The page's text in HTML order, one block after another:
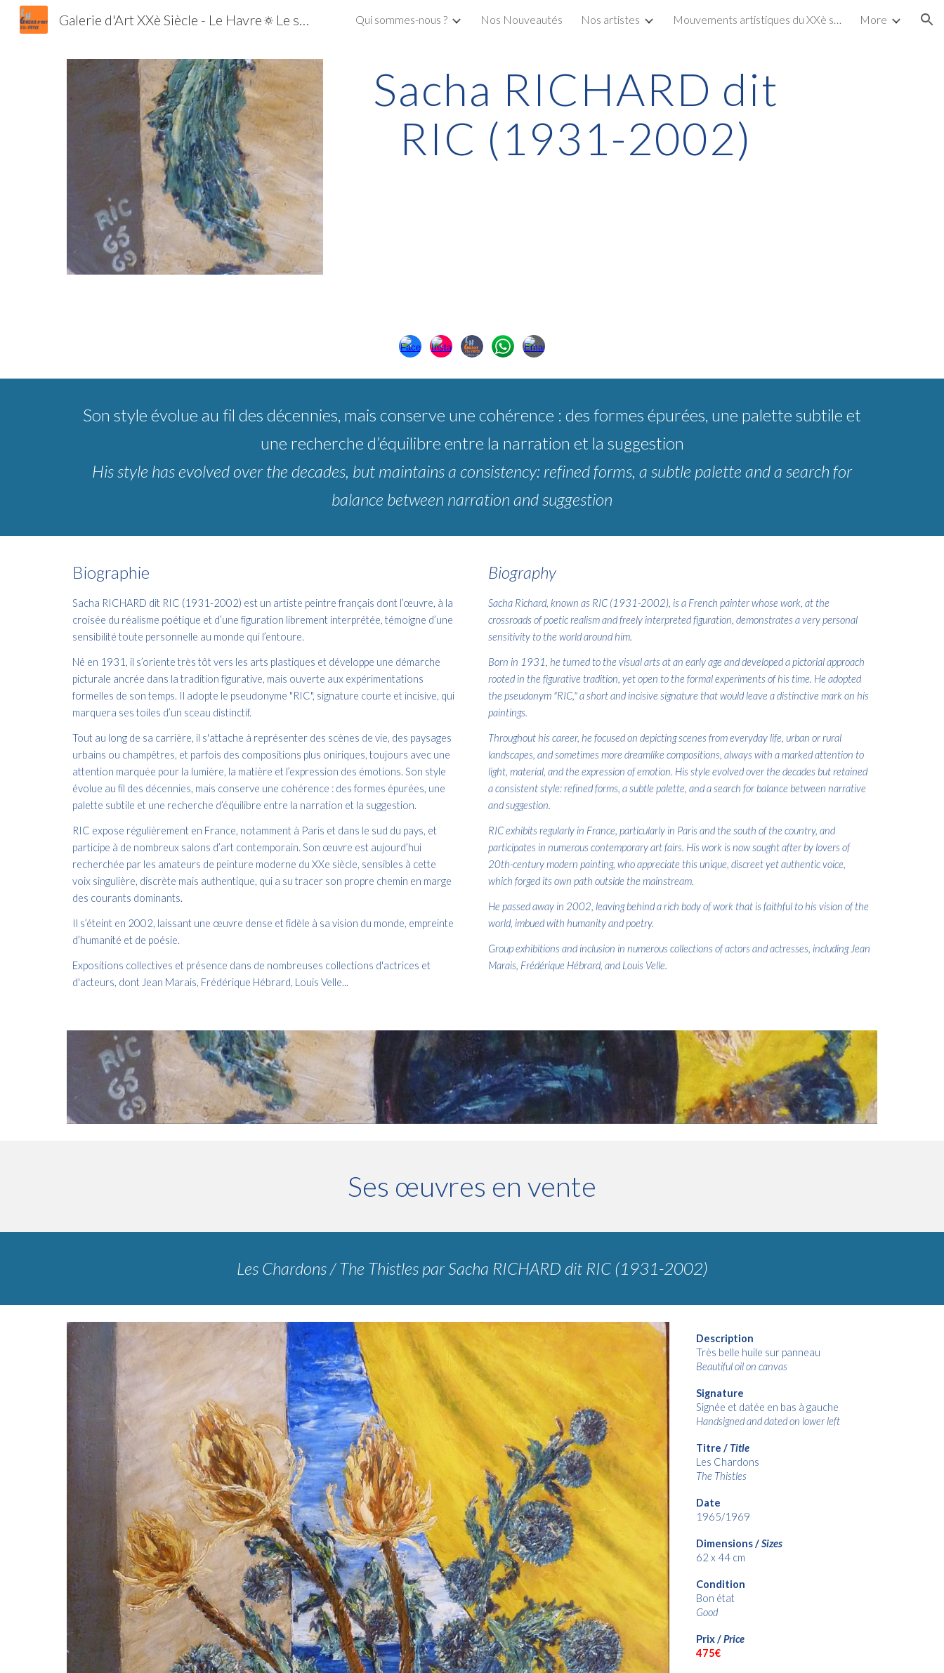
Skip to main content Skip to navigation
Galerie d'Art XXè Siècle - Le Havre🔅Le spécialiste de l'Ecole de Paris et de la Jeune Peinture | Tableaux | Estampes | Lithographies | Gravures Qui sommes-nous ? Nos Nouveautés Nos artistes Mouvements artistiques du XXè siècle More
Sacha RICHARD dit
RIC (1931-2002)
Son style évolue au fil des décennies, mais conserve une cohérence : des formes épurées, une palette subtile et
une recherche d’équilibre entre la narration et la suggestion
His style has evolved over the decades, but maintains a consistency: refined forms, a subtle palette and a search for
balance between narration and suggestion
Biographie
Sacha RICHARD dit RIC (1931-2002) est un artiste peintre français dont l’œuvre, à la
croisée du réalisme poétique et d’une figuration librement interprétée, témoigne d’une
sensibilité toute personnelle au monde qui l’entoure.
Né en 1931, il s’oriente très tôt vers les arts plastiques et développe une démarche
picturale ancrée dans la tradition figurative, mais ouverte aux expérimentations
formelles de son temps. Il adopte le pseudonyme "RIC", signature courte et incisive, qui
marquera ses toiles d’un sceau distinctif.
Tout au long de sa carrière, il s'attache à représenter des scènes de vie, des paysages
urbains ou champêtres, et parfois des compositions plus oniriques, toujours avec une
attention marquée pour la lumière, la matière et l’expression des émotions. Son style
évolue au fil des décennies, mais conserve une cohérence : des formes épurées, une
palette subtile et une recherche d’équilibre entre la narration et la suggestion.
RIC expose régulièrement en France, notamment à Paris et dans le sud du pays, et
participe à de nombreux salons d’art contemporain. Son œuvre est aujourd’hui
recherchée par les amateurs de peinture moderne du XXe siècle, sensibles à cette
voix singulière, discrète mais authentique, qui a su tracer son propre chemin en marge
des courants dominants.
Il s’éteint en 2002, laissant une œuvre dense et fidèle à sa vision du monde, empreinte
d’humanité et de poésie.
Expositions collectives et présence dans de nombreuses collections d'actrices et
d'acteurs, dont Jean Marais, Frédérique Hébrard, Louis Velle...
Biography
Sacha Richard, known as RIC (1931-2002), is a French painter whose work, at the
crossroads of poetic realism and freely interpreted figuration, demonstrates a very personal
sensitivity to the world around him.
Born in 1931, he turned to the visual arts at an early age and developed a pictorial approach
rooted in the figurative tradition, yet open to the formal experiments of his time. He adopted
the pseudonym "RIC," a short and incisive signature that would leave a distinctive mark on his
paintings.
Throughout his career, he focused on depicting scenes from everyday life, urban or rural
landscapes, and sometimes more dreamlike compositions, always with a marked attention to
light, material, and the expression of emotion. His style evolved over the decades but retained
a consistent style: refined forms, a subtle palette, and a search for balance between narrative
and suggestion.
RIC exhibits regularly in France, particularly in Paris and the south of the country, and
participates in numerous contemporary art fairs. His work is now sought after by lovers of
20th-century modern painting, who appreciate this unique, discreet yet authentic voice,
which forged its own path outside the mainstream.
He passed away in 2002, leaving behind a rich body of work that is faithful to his vision of the
world, imbued with humanity and poetry.
Group exhibitions and inclusion in numerous collections of actors and actresses, including Jean
Marais, Frédérique Hébrard, and Louis Velle.
Ses œuvres en vente
Les Chardons / The Thistles parSacha RICHARD dit RIC (1931-2002)
Description
Très belle huile sur panneau
Beautiful oil on canvas
Signature
Signée et datée en bas à gauche
Handsigned and dated on lower left
Titre / Title
Les Chardons
The Thistles
Date
1965/1969
Dimensions /Sizes
62 x 44 cm
Condition
Bon état
Good
Prix /Price
475€